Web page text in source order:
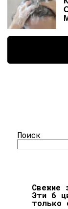
Поиск
Свежие
Эти 6
только